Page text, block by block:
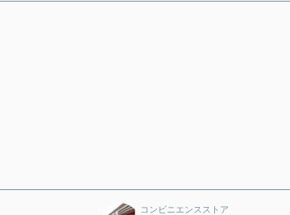
コンビニエンスストア